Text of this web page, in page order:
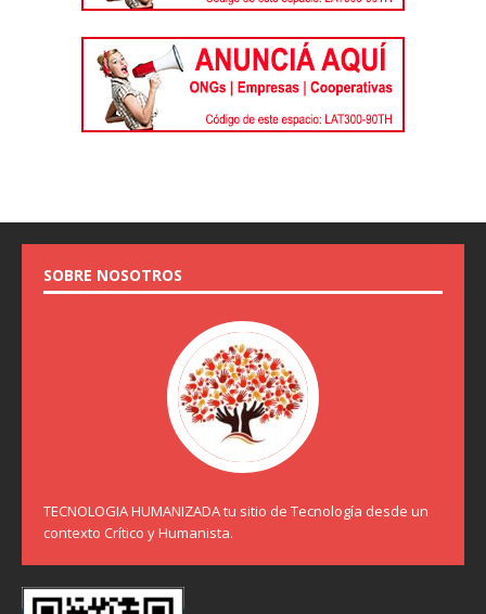
SOBRE NOSOTROS
TECNOLOGIA HUMANIZADA tu sitio de Tecnología desde un
contexto Crítico y Humanista.